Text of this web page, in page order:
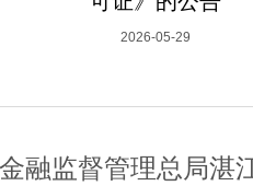
2026-05-29
融监督管理总局湛